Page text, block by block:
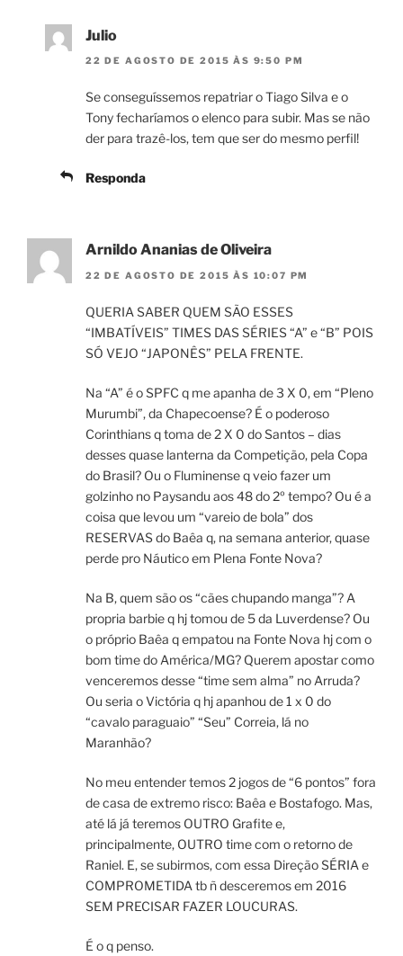
Julio
22 DE AGOSTO DE 2015 ÀS 9:50 PM
Se conseguíssemos repatriar o Tiago Silva e o
Tony fecharíamos o elenco para subir. Mas se não
der para trazê-los, tem que ser do mesmo perfil!
Responda
Arnildo Ananias de Oliveira
22 DE AGOSTO DE 2015 ÀS 10:07 PM
QUERIA SABER QUEM SÃO ESSES
“IMBATÍVEIS” TIMES DAS SÉRIES “A” e “B” POIS
SÓ VEJO “JAPONÊS” PELA FRENTE.
Na “A” é o SPFC q me apanha de 3 X 0, em “Pleno
Murumbi”, da Chapecoense? É o poderoso
Corinthians q toma de 2 X 0 do Santos – dias
desses quase lanterna da Competição, pela Copa
do Brasil? Ou o Fluminense q veio fazer um
golzinho no Paysandu aos 48 do 2º tempo? Ou é a
coisa que levou um “vareio de bola” dos
RESERVAS do Baêa q, na semana anterior, quase
perde pro Náutico em Plena Fonte Nova?
Na B, quem são os “cães chupando manga”? A
propria barbie q hj tomou de 5 da Luverdense? Ou
o próprio Baêa q empatou na Fonte Nova hj com o
bom time do América/MG? Querem apostar como
venceremos desse “time sem alma” no Arruda?
Ou seria o Victória q hj apanhou de 1 x 0 do
“cavalo paraguaio” “Seu” Correia, lá no
Maranhão?
No meu entender temos 2 jogos de “6 pontos” fora
de casa de extremo risco: Baêa e Bostafogo. Mas,
até lá já teremos OUTRO Grafite e,
principalmente, OUTRO time com o retorno de
Raniel. E, se subirmos, com essa Direção SÉRIA e
COMPROMETIDA tb ñ desceremos em 2016
SEM PRECISAR FAZER LOUCURAS.
É o q penso.